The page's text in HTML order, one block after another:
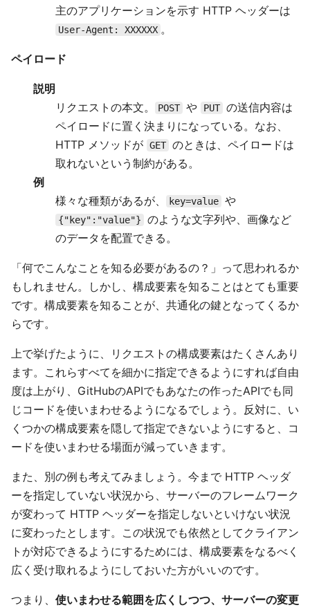
主のアプリケーションを示す HTTP ヘッダーは
User-Agent: XXXXXX 。
ペイロード
説明
リクエストの本文。
POST や PUT の送信内容は
ペイロードに置く決まりになっている。なお、
HTTP メソッドが GET のときは、ペイロードは
取れないという制約がある。
例
様々な種類があるが、
key=value や
{"key":"value"}
のような文字列や、画像など
のデータを配置できる。
「何でこんなことを知る必要があるの？」って思われるか
もしれません。しかし、構成要素を知ることはとても重要
です。構成要素を知ることが、共通化の鍵となってくるか
らです。
上で挙げたように、リクエストの構成要素はたくさんあり
ます。これらすべてを細かに指定できるようにすれば自由
度は上がり、GitHubのAPIでもあなたの作ったAPIでも同
じコードを使いまわせるようになるでしょう。反対に、い
くつかの構成要素を隠して指定できないようにすると、コ
ードを使いまわせる場面が減っていきます。
また、別の例も考えてみましょう。今まで HTTP ヘッダ
ーを指定していない状況から、サーバーのフレームワーク
が変わって HTTP ヘッダーを指定しないといけない状況
に変わったとします。この状況でも依然としてクライアン
トが対応できるようにするためには、構成要素をなるべく
広く受け取れるようにしておいた方がいいのです。
つまり、 使いまわせる範囲を広くしつつ、サーバーの変更